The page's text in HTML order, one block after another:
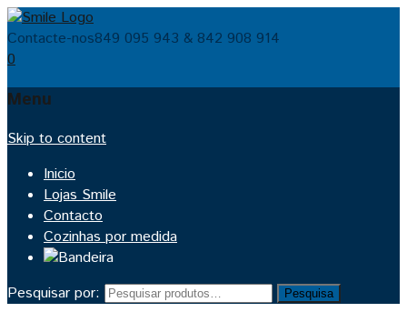
Contacte-nos849 095 943 & 842 908 914
0
Menu
Skip to content
Inicio
Lojas Smile
Contacto
Cozinhas por medida
Pesquisar por: Pesquisa